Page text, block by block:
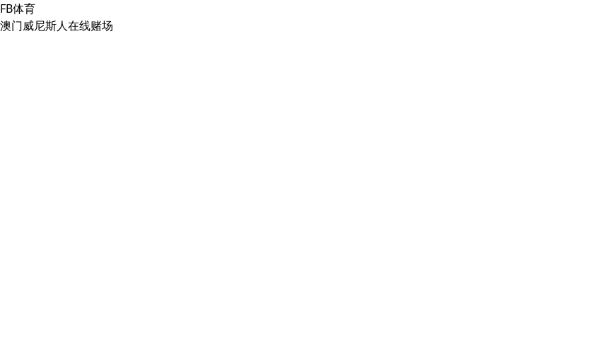
FB体育
澳门威尼斯人在线赌场